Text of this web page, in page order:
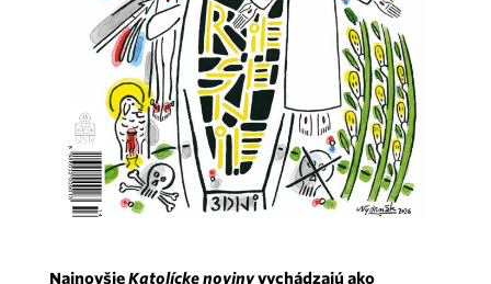
NajnovšieKatolícke novinyvychádzajú ako